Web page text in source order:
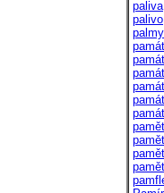
paliva
palivo
palmy